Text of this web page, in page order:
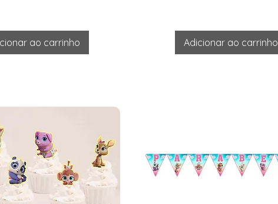
ao carrinho Adicionar ao carrinho